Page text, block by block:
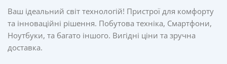
Adler пропонує надійні спінювачі молока з функціями
підігріву та спінювання. Моделі як AD 4478, AD 4495, AD
4497 дозволяють готувати до 300 мл молока чи 130 мл
піни.
Ваш ідеальний світ технологій! Пристрої для комфорту
та інноваційні рішення. Побутова техніка, Смартфони,
Ноутбуки, та багато іншого. Вигідні ціни та зручна
доставка.